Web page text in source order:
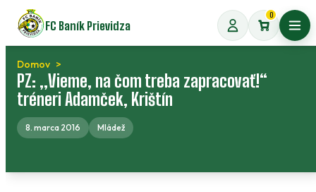
Preskočiť
na
obsah
FC Baník Prievidza
0
Domov
PZ: „Vieme, na čom treba zapracovať!“
tréneri Adamček, Krištín
8. marca 2016 Mládež